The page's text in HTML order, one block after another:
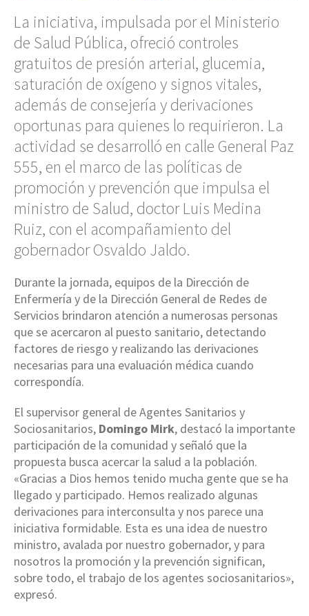
La iniciativa, impulsada por el Ministerio
de Salud Pública, ofreció controles
gratuitos de presión arterial, glucemia,
saturación de oxígeno y signos vitales,
además de consejería y derivaciones
oportunas para quienes lo requirieron. La
actividad se desarrolló en calle General Paz
555, en el marco de las políticas de
promoción y prevención que impulsa el
ministro de Salud, doctor Luis Medina
Ruiz, con el acompañamiento del
gobernador Osvaldo Jaldo.
Durante la jornada, equipos de la Dirección de
Enfermería y de la Dirección General de Redes de
Servicios brindaron atención a numerosas personas
que se acercaron al puesto sanitario, detectando
factores de riesgo y realizando las derivaciones
necesarias para una evaluación médica cuando
correspondía.
El supervisor general de Agentes Sanitarios y
Sociosanitarios, Domingo Mirk, destacó la importante
participación de la comunidad y señaló que la
propuesta busca acercar la salud a la población.
«Gracias a Dios hemos tenido mucha gente que se ha
llegado y participado. Hemos realizado algunas
derivaciones para interconsulta y nos parece una
iniciativa formidable. Esta es una idea de nuestro
ministro, avalada por nuestro gobernador, y para
nosotros la promoción y la prevención significan,
sobre todo, el trabajo de los agentes sociosanitarios»,
expresó.